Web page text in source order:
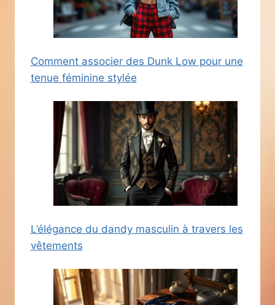
Comment associer des Dunk Low pour une
tenue féminine stylée
L’élégance du dandy masculin à travers les
vêtements